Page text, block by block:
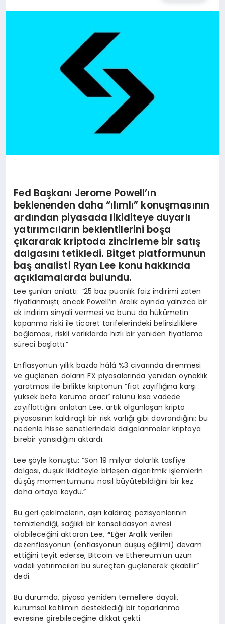
Fed Başkanı Jerome Powell’ın
beklenenden daha “ılımlı” konuşmasının
ardından piyasada likiditeye duyarlı
yatırımcıların beklentilerini boşa
çıkararak kriptoda zincirleme bir satış
dalgasını tetikledi. Bitget platformunun
baş analisti Ryan Lee konu hakkında
açıklamalarda bulundu.
Lee şunları anlattı: “25 baz puanlık faiz indirimi zaten
fiyatlanmıştı; ancak Powell’ın Aralık ayında yalnızca bir
ek indirim sinyali vermesi ve bunu da hükümetin
kapanma riski ile ticaret tarifelerindeki belirsizliklere
bağlaması, riskli varlıklarda hızlı bir yeniden fiyatlama
süreci başlattı.”
Enflasyonun yıllık bazda hâlâ %3 civarında direnmesi
ve güçlenen doların FX piyasalarında yeniden oynaklık
yaratması ile birlikte kriptonun “fiat zayıflığına karşı
yüksek beta koruma aracı” rolünü kısa vadede
zayıflattığını anlatan Lee, artık olgunlaşan kripto
piyasasının kaldıraçlı bir risk varlığı gibi davrandığını; bu
nedenle hisse senetlerindeki dalgalanmalar kriptoya
birebir yansıdığını aktardı.
Lee şöyle konuştu: “Son 19 milyar dolarlık tasfiye
dalgası, düşük likiditeyle birleşen algoritmik işlemlerin
düşüş momentumunu nasıl büyütebildiğini bir kez
daha ortaya koydu.”
Bu geri çekilmelerin, aşırı kaldıraç pozisyonlarının
temizlendiği, sağlıklı bir konsolidasyon evresi
olabileceğini aktaran Lee, “Eğer Aralık verileri
dezenflasyonun (enflasyonun düşüş eğilimi) devam
ettiğini teyit ederse, Bitcoin ve Ethereum’un uzun
vadeli yatırımcıları bu süreçten güçlenerek çıkabilir”
dedi.
Bu durumda, piyasa yeniden temellere dayalı,
kurumsal katılımın desteklediği bir toparlanma
evresine girebileceğine dikkat çekti.